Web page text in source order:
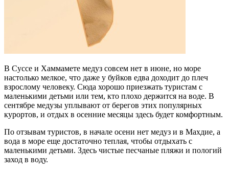
В Суссе и Хаммамете медуз совсем нет в июне, но море
настолько мелкое, что даже у буйков едва доходит до плеч
взрослому человеку. Сюда хорошо приезжать туристам с
маленькими детьми или тем, кто плохо держится на воде. В
сентябре медузы уплывают от берегов этих популярных
курортов, и отдых в осенние месяцы здесь будет комфортным.
По отзывам туристов, в начале осени нет медуз и в Махдие, а
вода в море еще достаточно теплая, чтобы отдыхать с
маленькими детьми. Здесь чистые песчаные пляжи и пологий
заход в воду.